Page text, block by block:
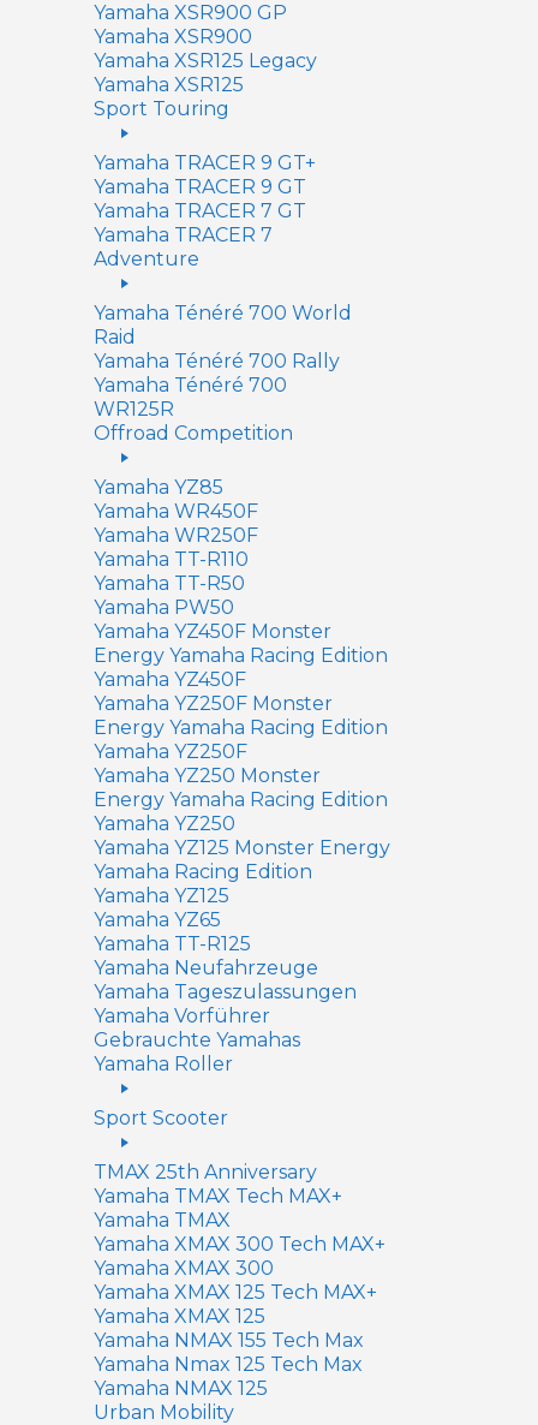
Yamaha XSR900 GP
Yamaha XSR900
Yamaha XSR125 Legacy
Yamaha XSR125
Sport Touring
Yamaha TRACER 9 GT+
Yamaha TRACER 9 GT
Yamaha TRACER 7 GT
Yamaha TRACER 7
Adventure
Yamaha Ténéré 700 World
Raid
Yamaha Ténéré 700 Rally
Yamaha Ténéré 700
WR125R
Offroad Competition
Yamaha YZ85
Yamaha WR450F
Yamaha WR250F
Yamaha TT-R110
Yamaha TT-R50
Yamaha PW50
Yamaha YZ450F Monster
Energy Yamaha Racing Edition
Yamaha YZ450F
Yamaha YZ250F Monster
Energy Yamaha Racing Edition
Yamaha YZ250F
Yamaha YZ250 Monster
Energy Yamaha Racing Edition
Yamaha YZ250
Yamaha YZ125 Monster Energy
Yamaha Racing Edition
Yamaha YZ125
Yamaha YZ65
Yamaha TT-R125
Yamaha Neufahrzeuge
Yamaha Tageszulassungen
Yamaha Vorführer
Gebrauchte Yamahas
Yamaha Roller
Sport Scooter
TMAX 25th Anniversary
Yamaha TMAX Tech MAX+
Yamaha TMAX
Yamaha XMAX 300 Tech MAX+
Yamaha XMAX 300
Yamaha XMAX 125 Tech MAX+
Yamaha XMAX 125
Yamaha NMAX 155 Tech Max
Yamaha Nmax 125 Tech Max
Yamaha NMAX 125
Urban Mobility